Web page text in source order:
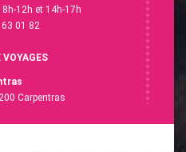
12h et 14h-17h
63 01 82
VOYAGES
Carpentras